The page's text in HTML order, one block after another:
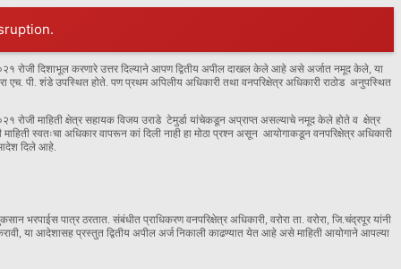
रोजी दिशाभूल करणारे उत्तर दिल्याने आपण द्वितीय अपील दाखल केले आहे असे अर्जात नमूद केले, या
एच. पी. शंडे उपस्थित होते. पण प्रथम अपिलीय अधिकारी तथा वनपरिक्षेत्र अधिकारी राठोड अनुपस्थित
रोजी माहिती क्षेत्र सहायक विजय उराडे टेमुर्डा यांचेकडून अप्राप्त असल्याचे नमूद केले होते व क्षेत्र
स्वतःचा अधिकार वापरून कां दिली नाही हा मोठा प्रश्न असून आयोगाकडून वनपरिक्षेत्र अधिकारी
आदेश दिले आहे.
भरपाईस पात्र ठरतात. संबंधीत प्राधिकरण वनपरिक्षेत्र अधिकारी, वरोरा ता. वरोरा, जि.चंद्रपूर यांनी
या आदेशासह प्रस्तुत द्वितीय अपील अर्ज निकाली काढण्यात येत आहे असे माहिती आयोगाने आपल्या